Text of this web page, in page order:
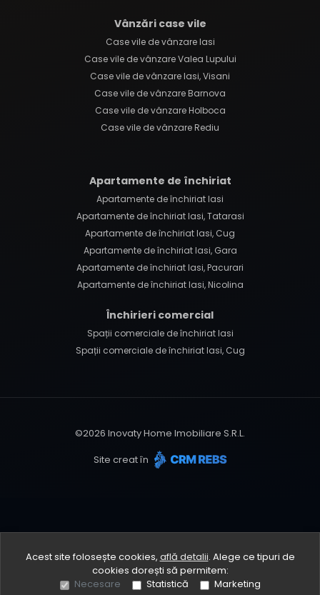
Vânzări case vile
Case vile de vânzare Iasi
Case vile de vânzare Valea Lupului
Case vile de vânzare Iasi, Visani
Case vile de vânzare Barnova
Case vile de vânzare Holboca
Case vile de vânzare Rediu
Apartamente de închiriat
Apartamente de închiriat Iasi
Apartamente de închiriat Iasi, Tatarasi
Apartamente de închiriat Iasi, Cug
Apartamente de închiriat Iasi, Gara
Apartamente de închiriat Iasi, Pacurari
Apartamente de închiriat Iasi, Nicolina
Închirieri comercial
Spații comerciale de închiriat Iasi
Spații comerciale de închiriat Iasi, Cug
©2026 Inovaty Home Imobiliare S.R.L.
Site creat în
Acest site folosește cookies, află detalii. Alege ce tipuri de
cookies dorești să permitem:
Necesare
Statistică Marketing